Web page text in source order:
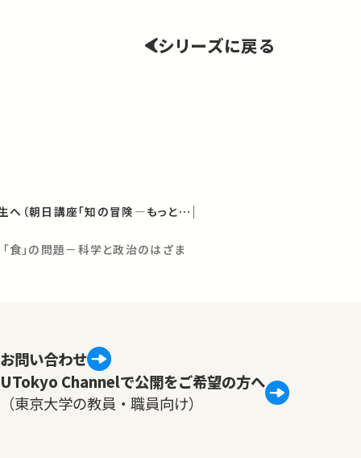
シリーズに戻る
震災後、魂と風景の再生へ（朝日講座「知の冒険—もっともっと考えたい、世界は謎に満ちている」2011年度講義）
食」の問題－科学と政治のはざま
お問い合わせ
UTokyo Channelで公開をご希望の方へ
（東京大学の教員・職員向け）